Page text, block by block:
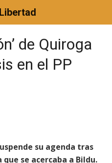
de Quiroga
en el PP
su agenda tras
se acercaba a Bildu.